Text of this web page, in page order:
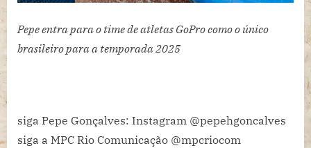
Pepe entra para o time de atletas GoPro como o único
brasileiro para a temporada 2025
siga Pepe Gonçalves: Instagram @pepehgoncalves
siga a MPC Rio Comunicação @mpcriocom